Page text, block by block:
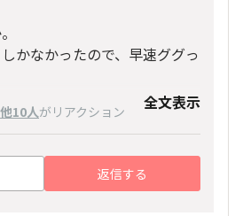
かなかったので、早速ググっ
いみたいで、なかなか面白そう
サーだったら間違いないで
てみます。
他10人がリアクション 全文表示
返信する